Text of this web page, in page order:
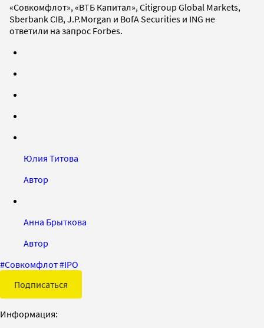
«Совкомфлот», «ВТБ Капитал», Citigroup Global Markets,
Sberbank CIB, J.P.Morgan и BofA Securities и ING не
ответили на запрос Forbes.
Юлия Титова
Автор
Анна Брыткова
Автор
#Совкомфлот#IPO
Подписаться
Информация: